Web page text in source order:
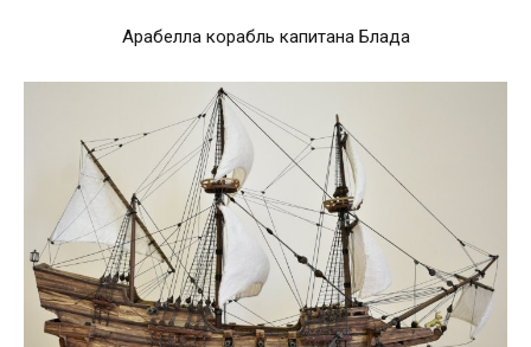
Арабелла корабль капитана Блада